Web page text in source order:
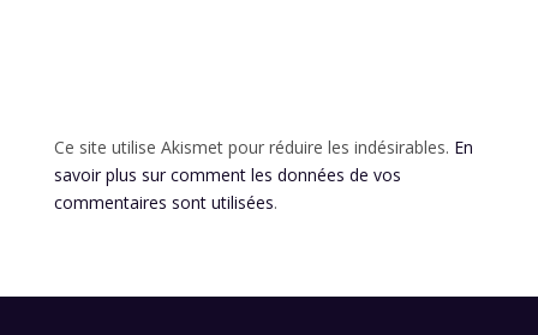
Ce site utilise Akismet pour réduire les indésirables. En
savoir plus sur comment les données de vos
commentaires sont utilisées.